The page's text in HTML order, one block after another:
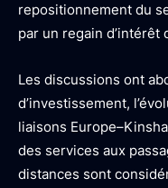
repositionnement du
par un regain
Les discussions ont
d’investissement,
liaisons
des services aux
distances sont